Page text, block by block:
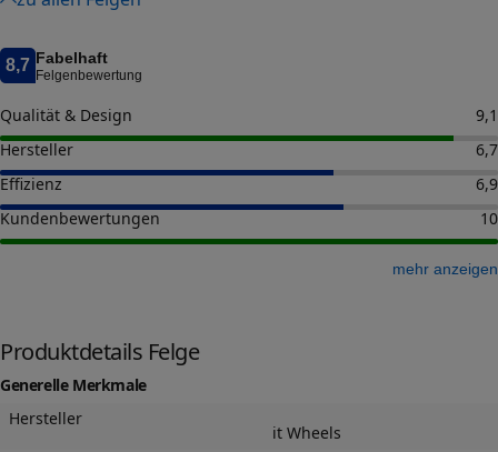
8,7 Fabelhaft
Felgenbewertung
Qualität & Design
9,1
Hersteller
6,7
Effizienz
6,9
Kundenbewertungen
10
mehr anzeigen
Produktdetails Felge
Generelle Merkmale
Hersteller
it Wheels